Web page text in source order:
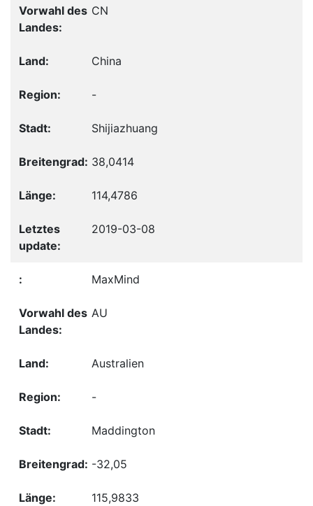
CN
China
-
Shijiazhuang
38,0414
114,4786
2019-03-08
MaxMind
AU
Australien
-
Maddington
-32,05
115,9833